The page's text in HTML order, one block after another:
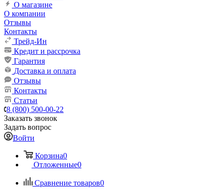
О магазине
О компании
Отзывы
Контакты
Трейд-Ин
Кредит и рассрочка
Гарантия
Доставка и оплата
Отзывы
Контакты
Статьи
8 (800) 500-00-22
Заказать звонок
Задать вопрос
Войти
Корзина0
Отложенные0
Сравнение товаров0